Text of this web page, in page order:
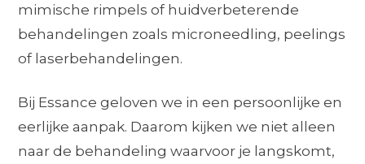
mimische rimpels of huidverbeterende
behandelingen zoals microneedling, peelings
of laserbehandelingen.
Bij Essance geloven we in een persoonlijke en
eerlijke aanpak. Daarom kijken we niet alleen
naar de behandeling waarvoor je langskomt,